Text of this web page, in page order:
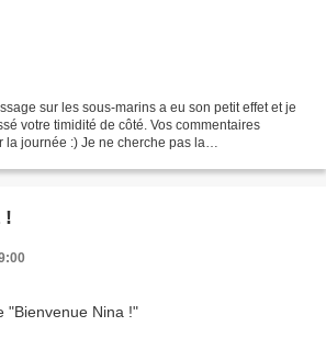
sur les sous-marins a eu son petit effet et je
votre timidité de côté. Vos commentaires
la journée :) Je ne cherche pas la
!